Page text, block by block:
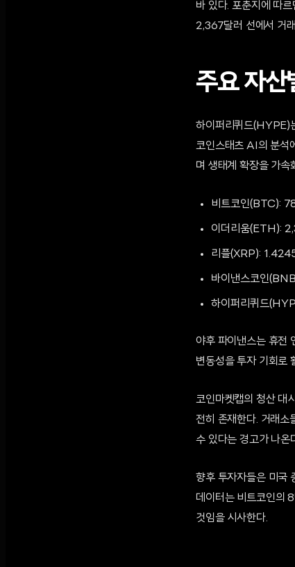
바 있다. 포춘지에 따
2,367달러 선에서 거
주요 자산
하이퍼리퀴드(HYPE)
코인스태츠 AI의 분석
며 생태계 확장을 가속
비트코인(BTC):
이더리움(ETH):
리플(XRP):
바이낸스코인
하이퍼리퀴드
야후 파이낸스는 휴전
변동성을 투자 기회로
코인마켓캡의 청산 대
전히 존재한다. 거래소
수 있다는 경고가 나온
향후 투자자들은 미국
데이터는 비트코인의
것임을 시사한다.